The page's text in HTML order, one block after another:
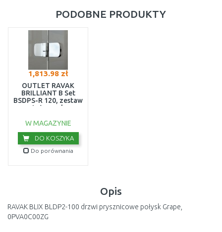
PODOBNE PRODUKTY
1,813.98 zł
OUTLET RAVAK
BRILLIANT B Set
BSDPS-R 120, zestaw
montażowy chrom
USZKODZONE OPA
W MAGAZYNIE
DO KOSZYKA
Do porównania
Opis
RAVAK BLIX BLDP2-100 drzwi prysznicowe połysk Grape,
0PVA0C00ZG